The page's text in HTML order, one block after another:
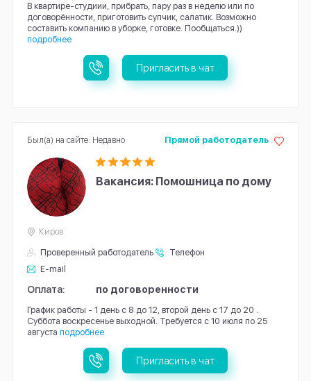
В квартире-студиии, прибрать, пару раз в неделю или по
договорённости, приготовить супчик, салатик. Возможно
составить компанию в уборке, готовке. Пообщаться.))
подробнее
Пригласить в чат
Вакансия: Помошница по дому
Проверенный работодатель
Телефон
E-mail
Прямой работодатель
Киров
Оплата: по договоренности
График работы - 1 день с 8 до 12, второй день с 17 до 20 .
Суббота воскресенье выходной. Требуется с 10 июля по 25
августа подробнее
Был(а) на сайте: Недавно
Пригласить в чат